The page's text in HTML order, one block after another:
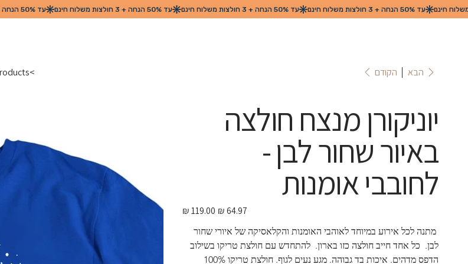
> הקודם הבא
יוניקורן מנצח חולצה
באיור שחור לבן -
לחובבי אומנות
מחיר
מקורי
מחיר
מבצע
מתנה לכל אירוע במיוחד לאוהבי האומנות והקלאסיקה של איורי שחור
לבן.  כל אחד חייב חולצה כזו בארון.  להתחדש עם חולצת טריקו בשילוב